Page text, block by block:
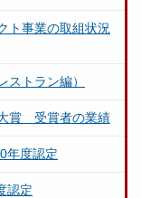
ト事業の取組状況
トラン編）
賞 受賞者の業績
年度認定
認定